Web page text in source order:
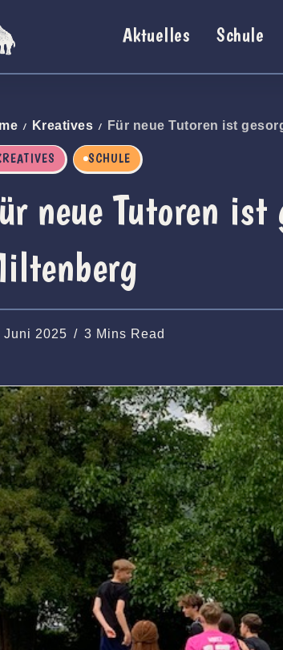
Aktuelles Schule
/ Kreatives / Für neue Tutoren ist
SCHULE
neue Tutoren
Juni 2025 3 Mins Read